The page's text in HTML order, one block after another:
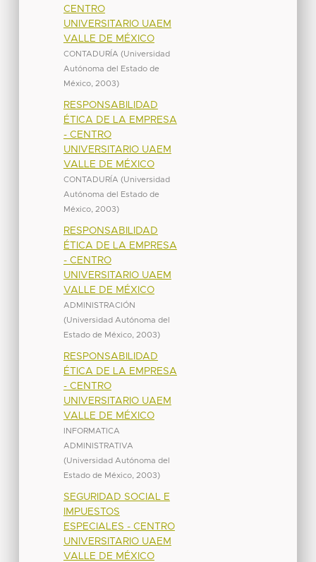
CENTRO
UNIVERSITARIO UAEM
VALLE DE MÉXICO
CONTADURÍA (Universidad
Autónoma del Estado de
México, 2003)
RESPONSABILIDAD
ÉTICA DE LA EMPRESA
- CENTRO
UNIVERSITARIO UAEM
VALLE DE MÉXICO
CONTADURÍA (Universidad
Autónoma del Estado de
México, 2003)
RESPONSABILIDAD
ÉTICA DE LA EMPRESA
- CENTRO
UNIVERSITARIO UAEM
VALLE DE MÉXICO
ADMINISTRACIÓN
(Universidad Autónoma del
Estado de México, 2003)
RESPONSABILIDAD
ÉTICA DE LA EMPRESA
- CENTRO
UNIVERSITARIO UAEM
VALLE DE MÉXICO
INFORMATICA
ADMINISTRATIVA
(Universidad Autónoma del
Estado de México, 2003)
SEGURIDAD SOCIAL E
IMPUESTOS
ESPECIALES - CENTRO
UNIVERSITARIO UAEM
VALLE DE MÉXICO